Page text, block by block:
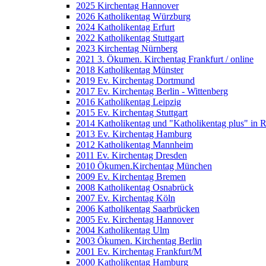
2025 Kirchentag Hannover
2026 Katholikentag Würzburg
2024 Katholikentag Erfurt
2022 Katholikentag Stuttgart
2023 Kirchentag Nürnberg
2021 3. Ökumen. Kirchentag Frankfurt / online
2018 Katholikentag Münster
2019 Ev. Kirchentag Dortmund
2017 Ev. Kirchentag Berlin - Wittenberg
2016 Katholikentag Leipzig
2015 Ev. Kirchentag Stuttgart
2014 Katholikentag und "Katholikentag plus" in
2013 Ev. Kirchentag Hamburg
2012 Katholikentag Mannheim
2011 Ev. Kirchentag Dresden
2010 Ökumen.Kirchentag München
2009 Ev. Kirchentag Bremen
2008 Katholikentag Osnabrück
2007 Ev. Kirchentag Köln
2006 Katholikentag Saarbrücken
2005 Ev. Kirchentag Hannover
2004 Katholikentag Ulm
2003 Ökumen. Kirchentag Berlin
2001 Ev. Kirchentag Frankfurt/M
2000 Katholikentag Hamburg